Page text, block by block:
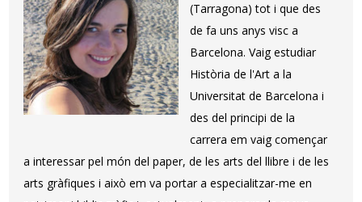
(Tarragona) tot i que des
de fa uns anys visc a
Barcelona. Vaig estudiar
Història de l'Art a la
Universitat de Barcelona i
des del principi de la
carrera em vaig començar
a interessar pel món del paper, de les arts del llibre i de les
arts gràfiques i això em va portar a especialitzar-me en